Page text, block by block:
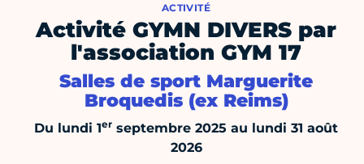
ACTIVITÉ
Activité GYMN DIVERS par
l'association GYM 17
Salles de sport Marguerite
Broquedis (ex Reims)
Du lundi 1er septembre 2025 au lundi 31 août
2026